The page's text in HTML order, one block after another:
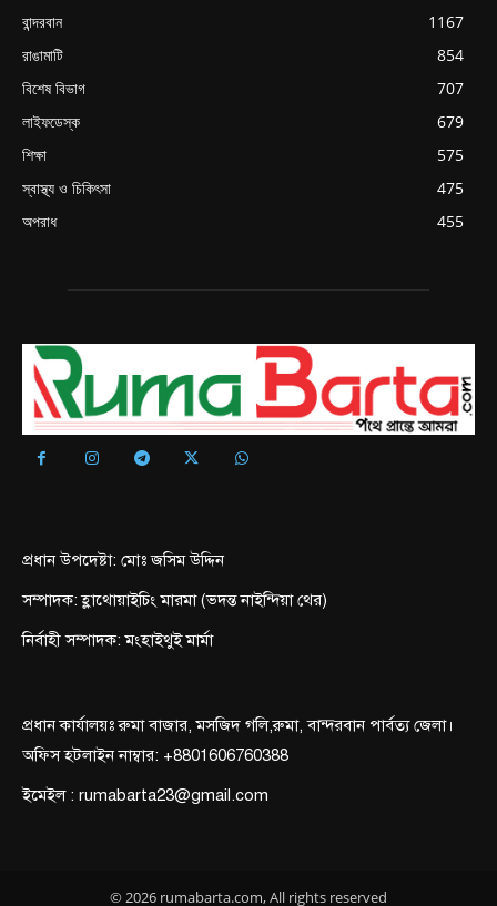
বান্দরবান
1167
রাঙামাটি
854
বিশেষ বিভাগ
707
লাইফডেস্ক
679
শিক্ষা
575
স্বাস্থ্য ও চিকিৎসা
475
অপরাধ
455
প্রধান উপদেষ্টা: মোঃ জসিম উদ্দিন
সম্পাদক: হ্লাথোয়াইচিং মারমা (ভদন্ত নাইন্দিয়া থের)
নির্বাহী সম্পাদক: মংহাইথুই মার্মা
প্রধান কার্যালয়ঃ রুমা বাজার, মসজিদ গলি,রুমা, বান্দরবান পার্বত্য জেলা।
অফিস হটলাইন নাম্বার: +8801606760388
ইমেইল : rumabarta23@gmail.com
© 2026 rumabarta.com, All rights reserved